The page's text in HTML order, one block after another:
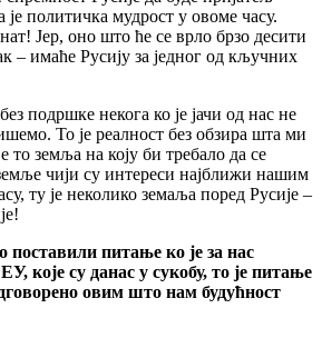
је политичка мудрост у овоме часу.
Јер, оно што ће се врло брзо десити
– имаће Русију за једног од кључних
подршке некога ко је јачи од нас не
То је реалност без обзира шта ми
то земља на коју би требало да се
чији су интереси најближи нашим
ту је неколико земаља поред Русије –
поставили питање ко је за нас
које су данас у сукобу, то је питање
овим што нам будућност